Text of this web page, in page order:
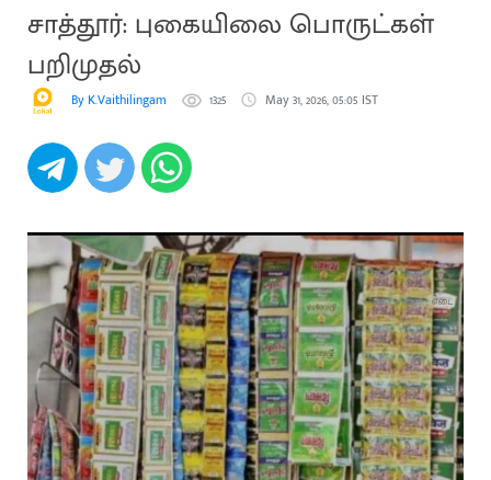
சாத்தூர்: புகையிலை பொருட்கள்
பறிமுதல்
By K.Vaithilingam 1325 May 31, 2026, 05:05 IST